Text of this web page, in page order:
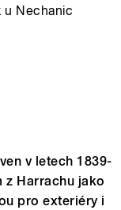
u Nechanic
v letech 1839-
z Harrachu jako
pro exteriéry i